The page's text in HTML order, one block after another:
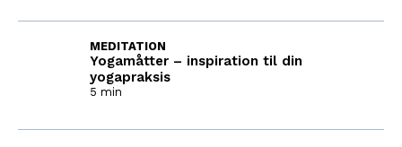
Yogamåtter – inspiration til din
yogapraksis
MEDITATION
5 min